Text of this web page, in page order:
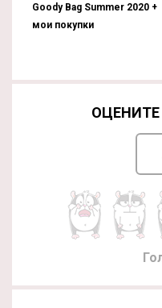
Goody Bag Summer 2020 +
мои покупки